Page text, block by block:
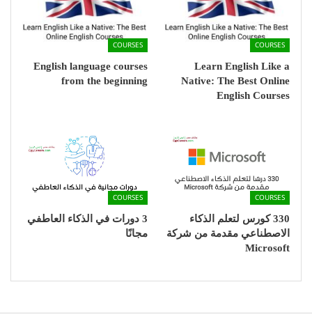
COURSES
Learn English Like a
Native: The Best Online
English Courses
COURSES
English language courses
from the beginning
COURSES
330 كورس لتعلم الذكاء
الاصطناعي مقدمة من شركة
Microsoft
COURSES
3 دورات في الذكاء العاطفي
مجانًا